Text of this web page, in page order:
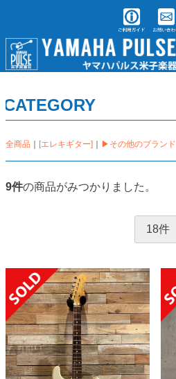
CATEGORY
全商品 [エレキギター] ▶その他のブランド
9件の商品がみつかりました。